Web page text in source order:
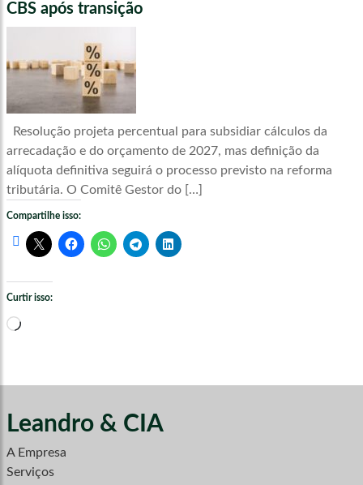
CBS após transição
Resolução projeta percentual para subsidiar cálculos da
arrecadação e do orçamento de 2027, mas definição da
alíquota definitiva seguirá o processo previsto na reforma
tributária. O Comitê Gestor do […]
Compartilhe isso:
Curtir isso:
Carregando...
Leandro & CIA
A Empresa
Serviços